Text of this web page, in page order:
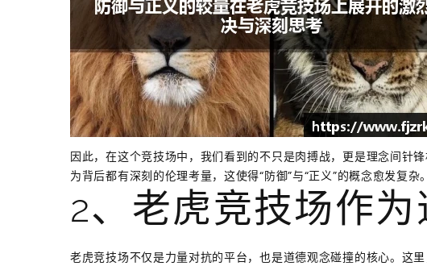
因此，在这个竞技场中，我们看到的不只是肉搏战，更是理念间针
为背后都有深刻的伦理考量，这使得“防御”与“正义”的概念愈发复杂。
2、老虎竞技场作
老虎竞技场不仅是力量对抗的平台，也是道德观念碰撞的核心。这